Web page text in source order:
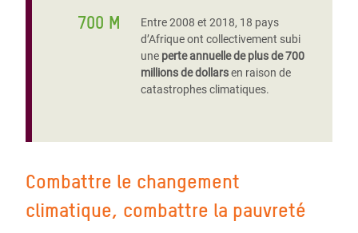
700 M
Entre 2008 et 2018, 18 pays
d’Afrique ont collectivement subi
une perte annuelle de plus de 700
millions de dollarsen raison de
catastrophes climatiques.
Combattre le changement
climatique, combattre la pauvreté